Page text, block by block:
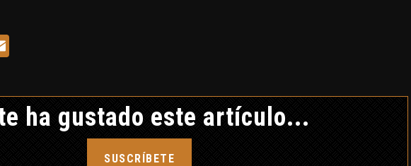
ha gustado este artículo...
SUSCRÍBETE